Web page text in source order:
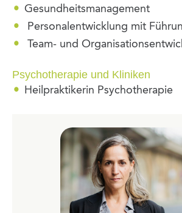
Gesundheitsmanagement
Personalentwicklung mit
Team- und
Psychotherapie und Kliniken
Heilpraktikerin Psychotherapie